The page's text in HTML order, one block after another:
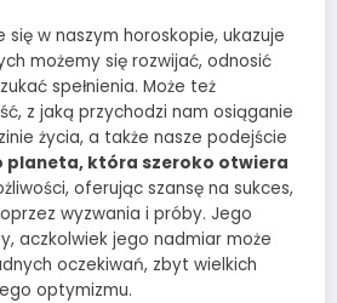
się w naszym horoskopie, ukazuje
możemy się rozwijać, odnosić
spełnienia. Może też
z jaką przychodzi nam osiąganie
życia, a także nasze podejście
planeta, która szeroko otwiera
oferując szansę na sukces,
wyzwania i próby. Jego
aczkolwiek jego nadmiar może
oczekiwań, zbyt wielkich
optymizmu.